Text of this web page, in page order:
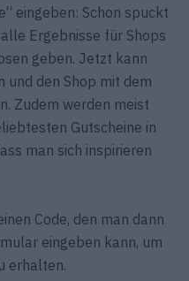
eingeben: Schon spuckt
Ergebnisse für Shops
geben. Jetzt kann
und den Shop mit dem
Zudem werden meist
Gutscheine in
man sich inspirieren
Code, den man dann
eingeben kann, um
erhalten.